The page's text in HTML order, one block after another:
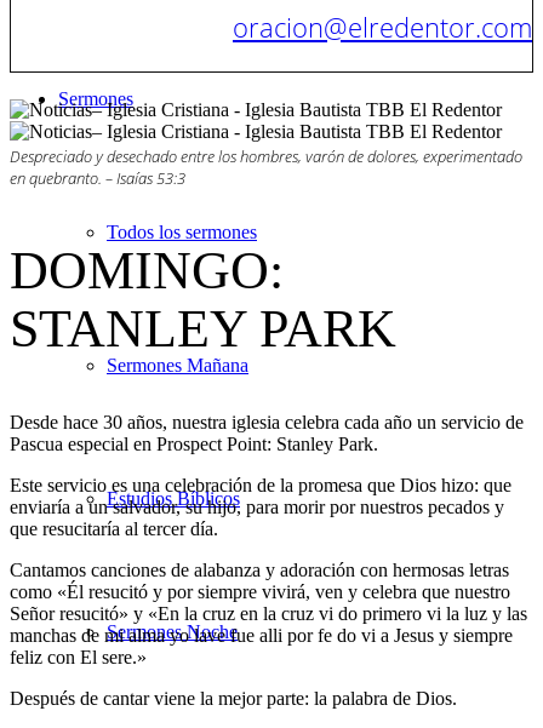
Sermones
Todos los sermones
Sermones Mañana
Estudios Bíblicos
Sermones Noche
oracion@elredentor.com
Despreciado y desechado entre los hombres, varón de dolores, experimentado
en quebranto. – Isaías 53:3
DOMINGO:
STANLEY PARK
Desde hace 30 años, nuestra iglesia celebra cada año un servicio de
Pascua especial en Prospect Point: Stanley Park.
Este servicio es una celebración de la promesa que Dios hizo: que
enviaría a un salvador, su hijo, para morir por nuestros pecados y
que resucitaría al tercer día.
Cantamos canciones de alabanza y adoración con hermosas letras
como «Él resucitó y por siempre vivirá, ven y celebra que nuestro
Señor resucitó» y «En la cruz en la cruz vi do primero vi la luz y las
manchas de mi alma yo lave fue alli por fe do vi a Jesus y siempre
feliz con El sere.»
Después de cantar viene la mejor parte: la palabra de Dios.